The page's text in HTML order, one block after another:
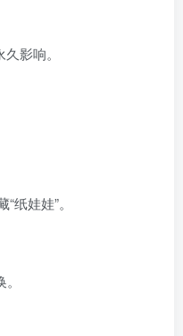
影响。
纸娃娃”。